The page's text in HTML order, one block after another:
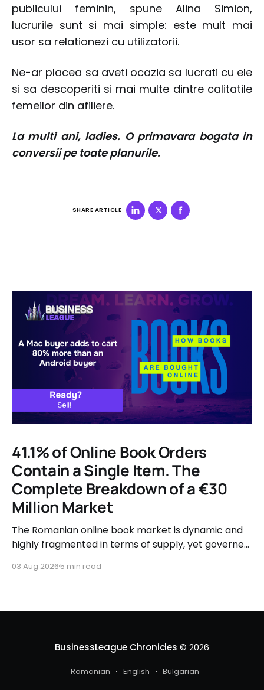
publicului feminin, spune Alina Simion,
lucrurile sunt si mai simple: este mult mai
usor sa relationezi cu utilizatorii.
Ne-ar placea sa aveti ocazia sa lucrati cu ele
si sa descoperiti si mai multe dintre calitatile
femeilor din afiliere.
La multi ani, ladies. O primavara bogata in
conversii pe toate planurile.
SHARE ARTICLE
41.1% of Online Book Orders
Contain a Single Item. The
Complete Breakdown of a €30
Million Market
The Romanian online book market is dynamic and
highly fragmented in terms of supply, yet governed
user behavior.
03 Aug 2026 5 min read
BusinessLeague Chronicles © 2026
Romanian English Bulgarian